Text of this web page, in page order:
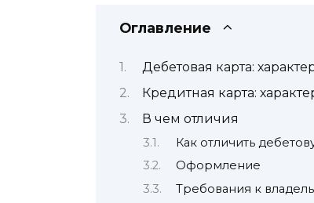
Оглавление
Дебетовая карта:
Кредитная карта:
В чем отличия
Как отличить
Оформление
Требования к